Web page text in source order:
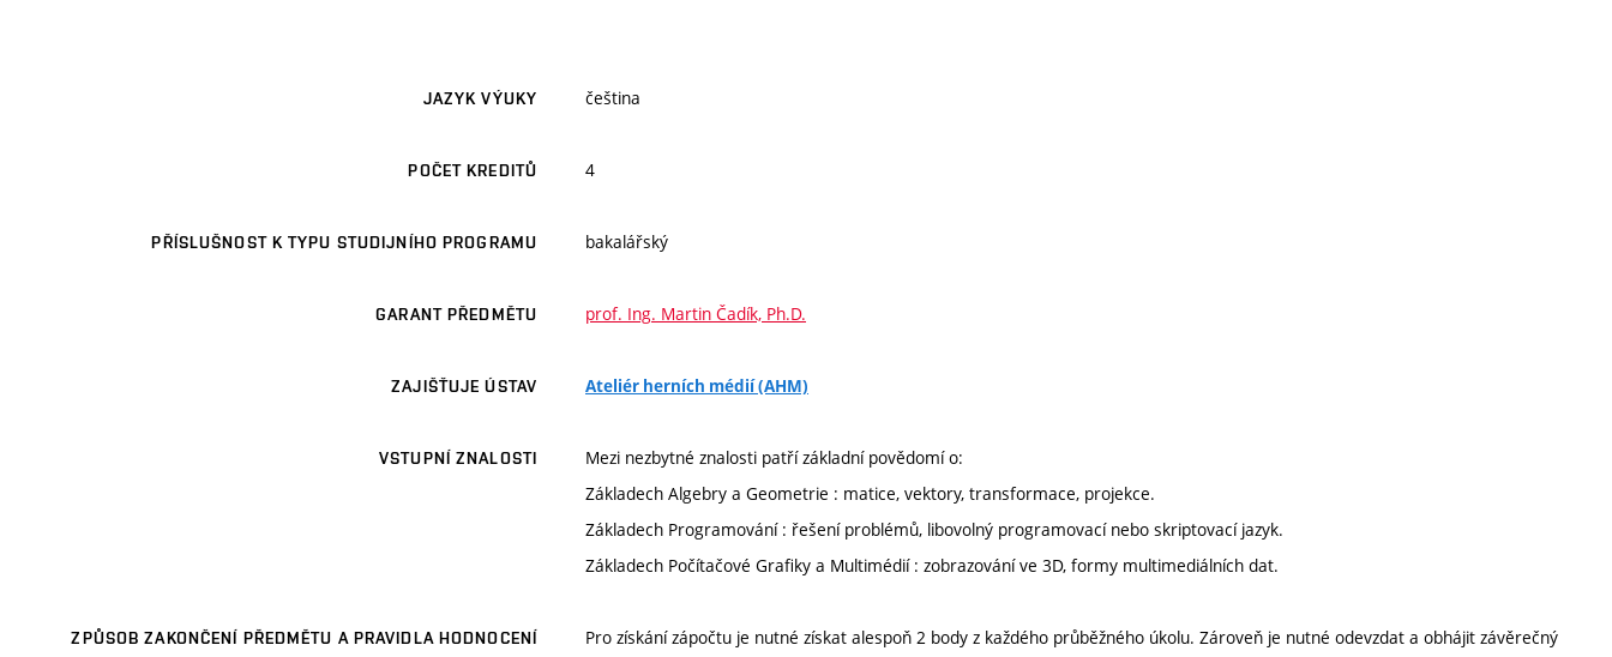
JAZYK VÝUKY čeština
POČET KREDITŮ 4
PŘÍSLUŠNOST K TYPU STUDIJNÍHO PROGRAMU bakalářský
GARANT PŘEDMĚTU prof. Ing. Martin Čadík, Ph.D.
ZAJIŠŤUJE ÚSTAV Ateliér herních médií (AHM)
VSTUPNÍ ZNALOSTI
Mezi nezbytné znalosti patří základní povědomí o:
Základech Algebry a Geometrie : matice, vektory, transformace, projekce.
Základech Programování : řešení problémů, libovolný programovací nebo skriptovací jazyk.
Základech Počítačové Grafiky a Multimédií : zobrazování ve 3D, formy multimediálních dat.
ZPŮSOB ZAKONČENÍ PŘEDMĚTU A PRAVIDLA HODNOCENÍ
Pro získání zápočtu je nutné získat alespoň 2 body z každého průběžného úkolu. Zároveň je nutné odevzdat a obhájit závěrečný